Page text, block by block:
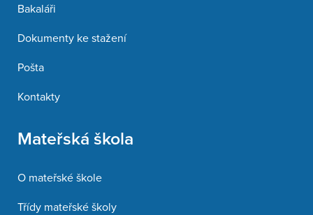
Bakaláři
Dokumenty ke stažení
Pošta
Kontakty
Mateřská škola
O mateřské škole
Třídy mateřské školy